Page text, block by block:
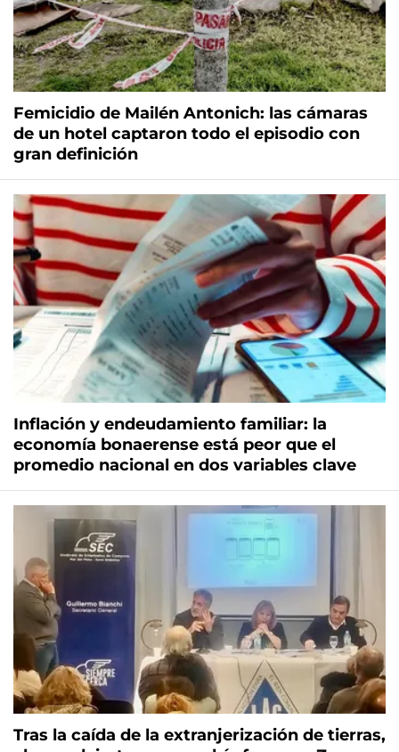
Femicidio de Mailén Antonich: las cámaras
de un hotel captaron todo el episodio con
gran definición
Inflación y endeudamiento familiar: la
economía bonaerense está peor que el
promedio nacional en dos variables clave
Tras la caída de la extranjerización de tierras,